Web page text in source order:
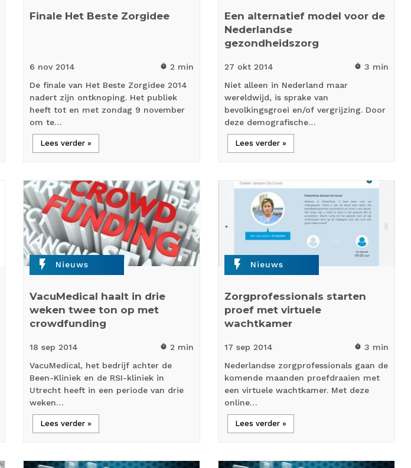
Finale Het Beste Zorgidee
6 nov 2014 timer 2 min
De finale van Het Beste Zorgidee 2014
nadert zijn ontknoping. Het publiek
heeft tot en met zondag 9 november
om te…
Lees verder »
Een alternatief model voor de
Nederlandse
gezondheidszorg
27 okt 2014 timer 3 min
Niet alleen in Nederland maar
wereldwijd, is sprake van
bevolkingsgroei en/of vergrijzing. Door
deze demografische…
Lees verder »
flash_on Nieuws
VacuMedical haalt in drie
weken twee ton op met
crowdfunding
18 sep 2014 timer 2 min
VacuMedical, het bedrijf achter de
Been-Kliniek en de RSI-kliniek in
Utrecht heeft in een periode van drie
weken…
Lees verder »
flash_on Nieuws
Zorgprofessionals starten
proef met virtuele
wachtkamer
17 sep 2014 timer 3 min
Nederlandse zorgprofessionals gaan de
komende maanden proefdraaien met
een virtuele wachtkamer. Met deze
online…
Lees verder »